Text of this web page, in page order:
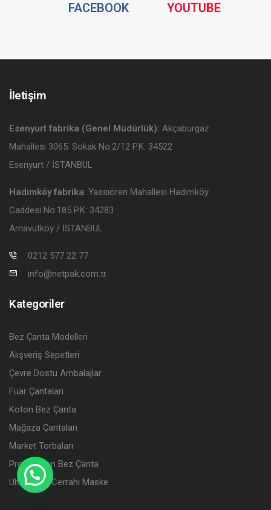
FACEBOOKSocial YOUTUBESocial
Kategoriler
Bez Çanta Modelleri
Alışveriş Sepetleri
Çevre Dostu Ambalajlar
Fuar Çantaları
Koton Bez Çanta
Mağaza Çantaları
Market Torbaları
Promosyon Bez Çanta
Ultramask Cerrahi Maske
İletişim
Esenyurt fabrika (Genel Müdürlük): Akçaburgaz
Mahallesi 3065. Sokak No:2/12 P.K: 34522
Esenyurt / İSTANBUL
Hadımköy fabrika: Yassıören Mahallesi Hadımköy
Caddesi No:185 P.K: 34283
Arnavutköy / İSTANBUL
0212 577 22 77
info@netpak.com.tr